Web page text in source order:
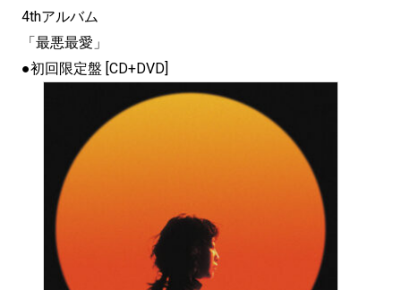
4thアルバム
「最悪最愛」
●初回限定盤 [CD+DVD]